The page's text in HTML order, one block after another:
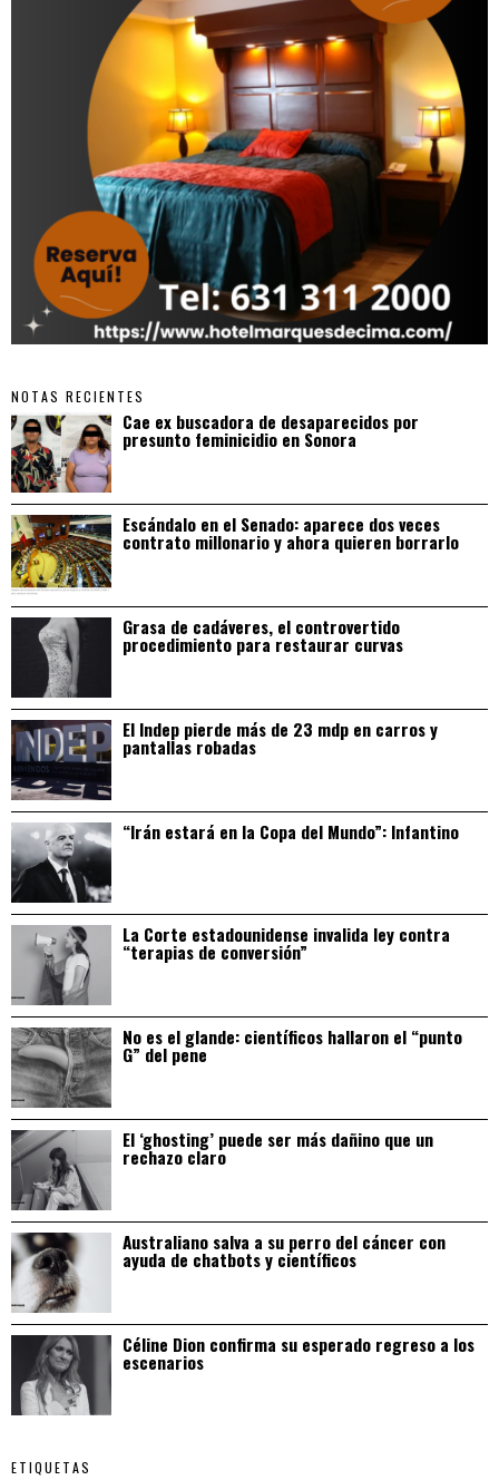
NOTAS RECIENTES
Cae ex buscadora de desaparecidos por
presunto feminicidio en Sonora
Escándalo en el Senado: aparece dos veces
contrato millonario y ahora quieren borrarlo
Grasa de cadáveres, el controvertido
procedimiento para restaurar curvas
El Indep pierde más de 23 mdp en carros y
pantallas robadas
“Irán estará en la Copa del Mundo”: Infantino
La Corte estadounidense invalida ley contra
“terapias de conversión”
No es el glande: científicos hallaron el “punto
G” del pene
El ‘ghosting’ puede ser más dañino que un
rechazo claro
Australiano salva a su perro del cáncer con
ayuda de chatbots y científicos
Céline Dion confirma su esperado regreso a los
escenarios
ETIQUETAS